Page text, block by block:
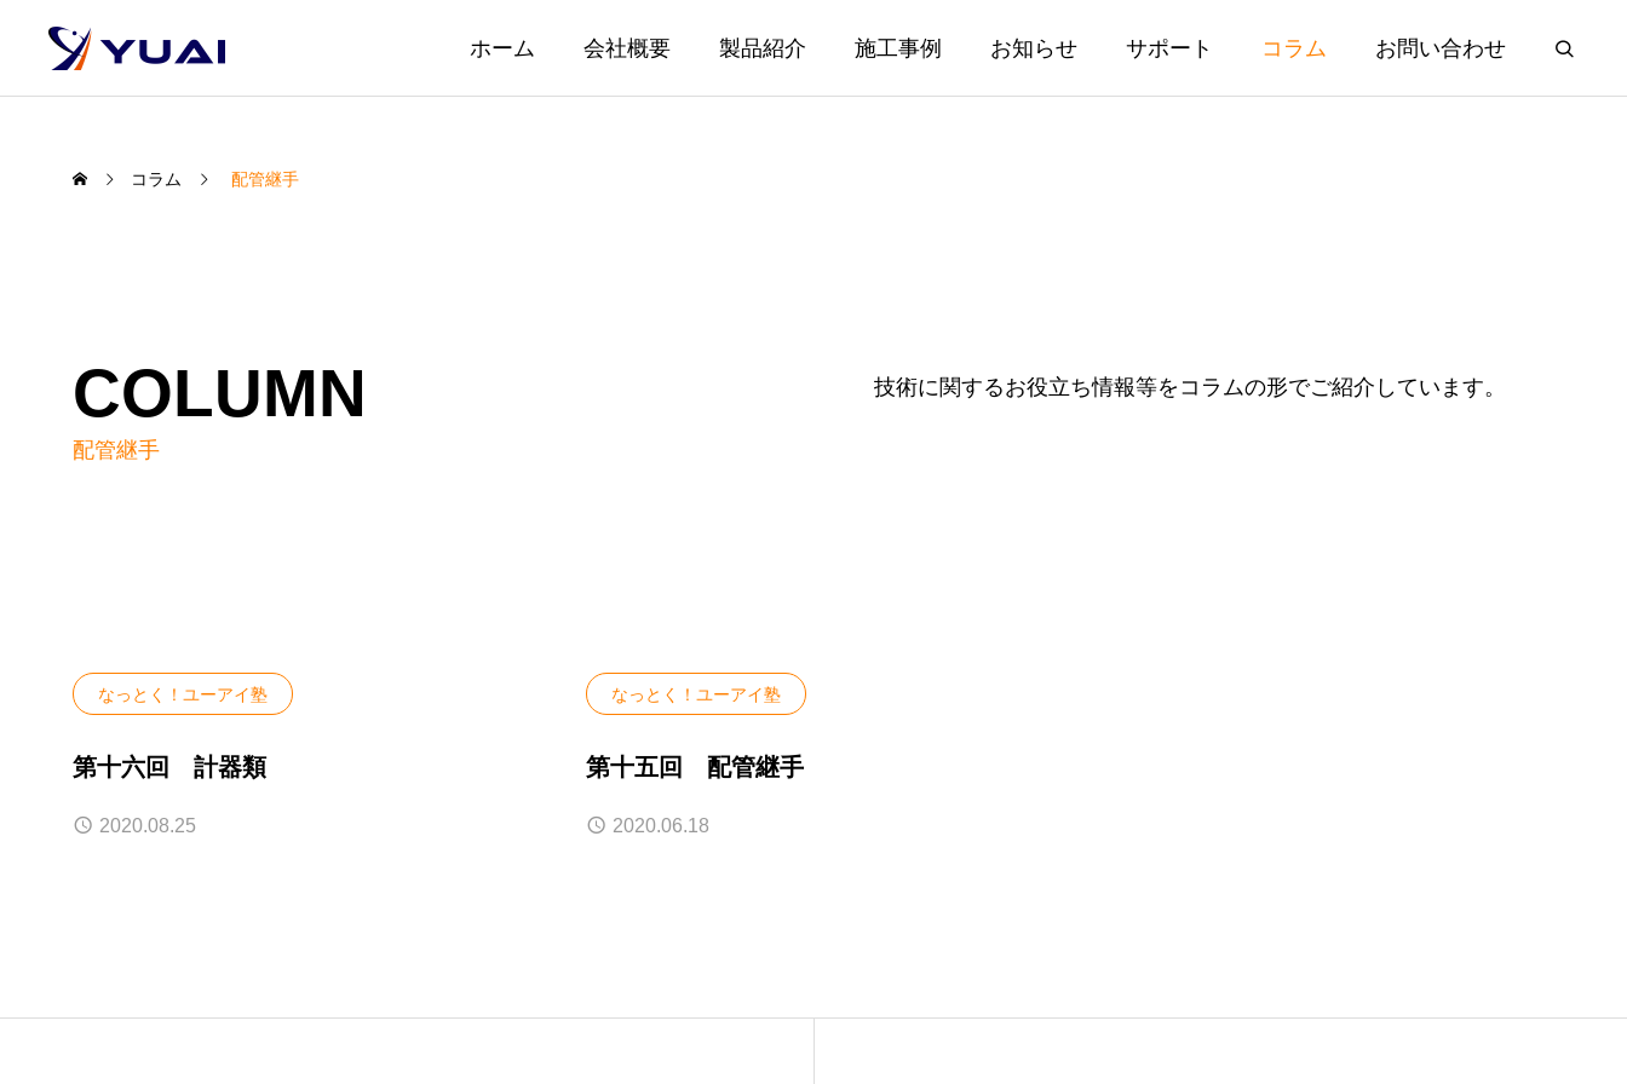
ホーム 会社概要 製品紹介 施工事例 お知らせ サポート コラム お問い合わせ
コラム 配管継手
COLUMN
配管継手
技術に関するお役立ち情報等をコラムの形でご紹介しています。
なっとく！ユーアイ塾
第十六回 計器類
2020.08.25
なっとく！ユーアイ塾
第十五回 配管継手
2020.06.18